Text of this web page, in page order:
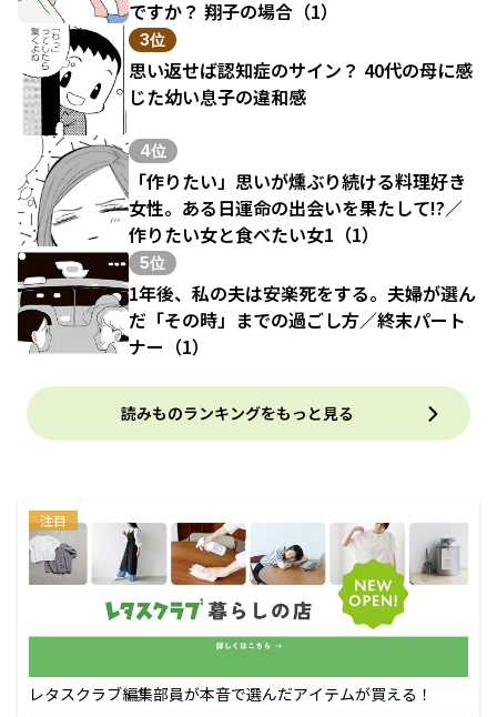
ですか？ 翔子の場合（1）
3位
思い返せば認知症のサイン？ 40代の母に感
じた幼い息子の違和感
4位
「作りたい」思いが燻ぶり続ける料理好き
女性。ある日運命の出会いを果たして!?／
作りたい女と食べたい女1（1）
5位
1年後、私の夫は安楽死をする。夫婦が選ん
だ「その時」までの過ごし方／終末パート
ナー（1）
読みものランキングをもっと見る
注目
レタスクラブ編集部員が本音で選んだアイテムが買える！